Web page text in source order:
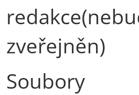
zveřejněn)
Soubory